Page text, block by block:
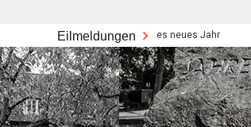
EilmeldungenFrohes neues Jahr